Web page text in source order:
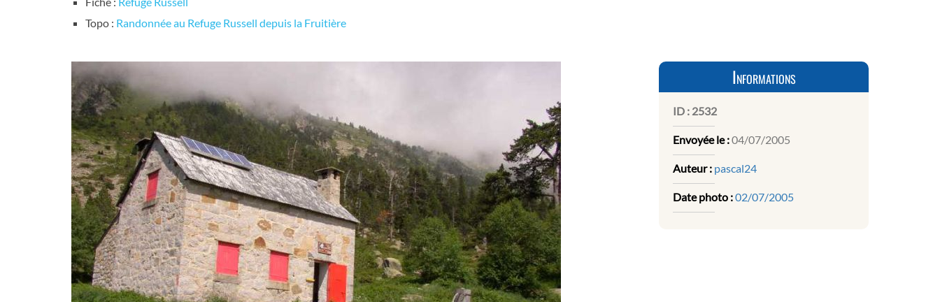
Topo : Randonnée au Refuge Russell depuis la Fruitière
Informations
ID : 2532
Envoyée le :04/07/2005
Auteur : pascal24
Date photo :02/07/2005